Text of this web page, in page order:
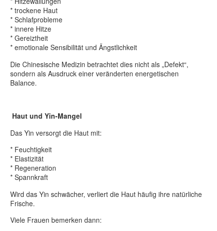
* trockene Haut
* Schlafprobleme
* innere Hitze
* Gereiztheit
* emotionale Sensibilität und Ängstlichkeit
Die Chinesische Medizin betrachtet dies nicht als „Defekt“,
sondern als Ausdruck einer veränderten energetischen
Balance.
Haut und Yin-Mangel
Das Yin versorgt die Haut mit:
* Feuchtigkeit
* Elastizität
* Regeneration
* Spannkraft
Wird das Yin schwächer, verliert die Haut häufig ihre natürliche
Frische.
Viele Frauen bemerken dann: